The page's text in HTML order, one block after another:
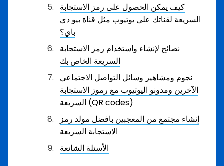
كيف يمكن الحصول على رمز الاستجابة
السريعة لقناتك على يوتيوب مثل قناة بيو دي
باي؟
نصائح لإنشاء واستخدام رمز الاستجابة
السريعة الخاص بك
نجوم ومشاهير وسائل التواصل الاجتماعي
الآخرين ومدونو اليوتيوب مع رموز الاستجابة
السريعة (QR codes)
إنشاء مجتمع من المعجبين بافضل مولد رمز
الاستجابة السريعة
الأسئلة الشائعة